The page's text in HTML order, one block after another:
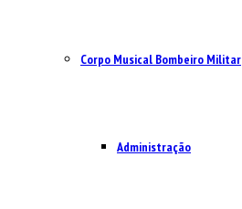
Corpo Musical Bombeiro Militar
Administração